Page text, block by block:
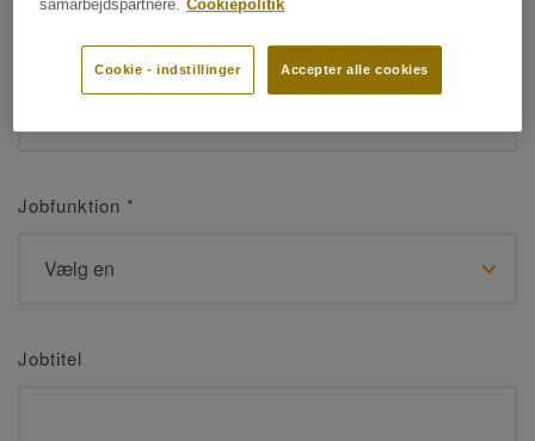
Efternavn*
Jobfunktion *
Jobtitel
samarbejdspartnere. Cookiepolitik
Accepter alle cookies
Cookie - indstillinger